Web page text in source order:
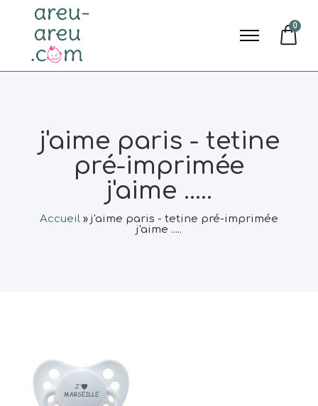
0
j'aime paris - tetine
pré-imprimée
j'aime .....
Accueil » j'aime paris - tetine pré-imprimée
j'aime .....